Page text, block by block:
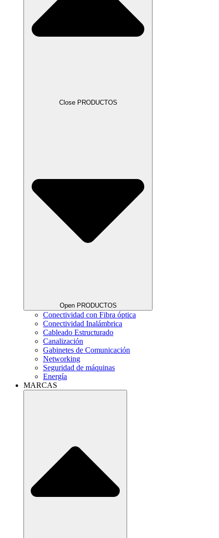
Close PRODUCTOS
Open PRODUCTOS
Conectividad con Fibra óptica
Conectividad Inalámbrica
Cableado Estructurado
Canalización
Gabinetes de Comunicación
Networking
Seguridad de máquinas
Energía
MARCAS